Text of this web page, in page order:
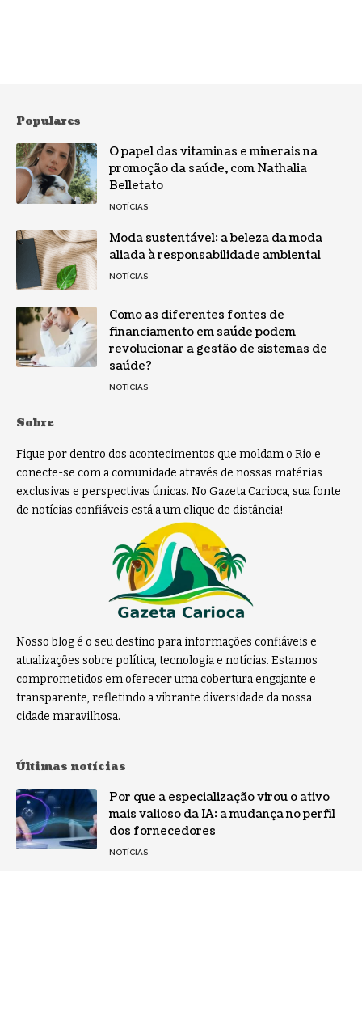
Populares
O papel das vitaminas e minerais na
promoção da saúde, com Nathalia
Belletato
NOTÍCIAS
Moda sustentável: a beleza da moda
aliada à responsabilidade ambiental
NOTÍCIAS
Como as diferentes fontes de
financiamento em saúde podem
revolucionar a gestão de sistemas de
saúde?
NOTÍCIAS
Sobre
Fique por dentro dos acontecimentos que moldam o Rio e
conecte-se com a comunidade através de nossas matérias
exclusivas e perspectivas únicas. No Gazeta Carioca, sua fonte
de notícias confiáveis está a um clique de distância!
Nosso blog é o seu destino para informações confiáveis e
atualizações sobre política, tecnologia e notícias. Estamos
comprometidos em oferecer uma cobertura engajante e
transparente, refletindo a vibrante diversidade da nossa
cidade maravilhosa.
Últimas notícias
Por que a especialização virou o ativo
mais valioso da IA: a mudança no perfil
dos fornecedores
NOTÍCIAS